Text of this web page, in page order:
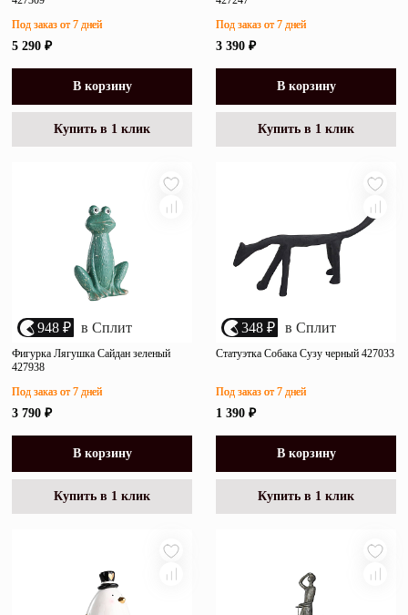
5 290 ₽
Под заказ от 7 дней
В корзину
Купить в 1 клик
3 390 ₽
Под заказ от 7 дней
В корзину
Купить в 1 клик
948 ₽ в Сплит
Фигурка Лягушка Сайдан зеленый
427938
3 790 ₽
Под заказ от 7 дней
В корзину
Купить в 1 клик
348 ₽ в Сплит
Статуэтка Собака Сузу черный 427033
1 390 ₽
Под заказ от 7 дней
В корзину
Купить в 1 клик